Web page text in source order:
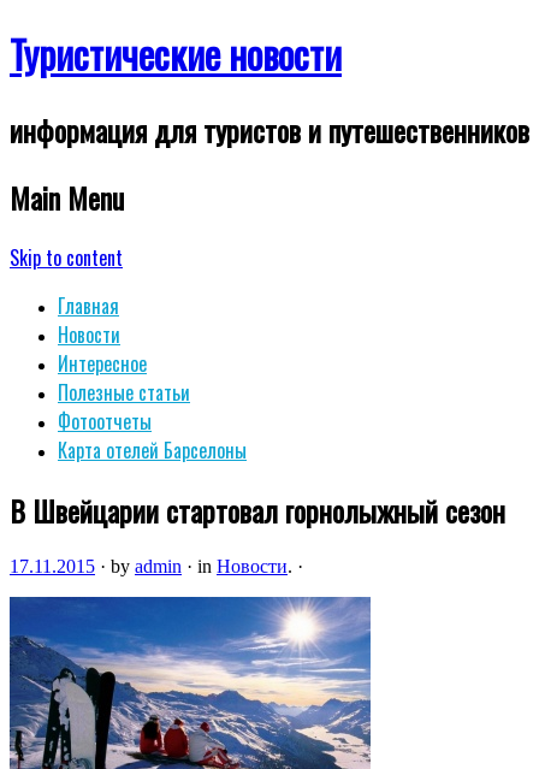
Туристические новости
информация для туристов и путешественников
Main Menu
Skip to content
Главная
Новости
Интересное
Полезные статьи
Фотоотчеты
Карта отелей Барселоны
В Швейцарии стартовал горнолыжный сезон
17.11.2015 · by admin · in Новости. ·